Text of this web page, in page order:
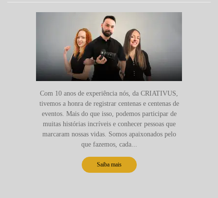
Com 10 anos de experiência nós, da CRIATIVUS,
tivemos a honra de registrar centenas e centenas de
eventos. Mais do que isso, podemos participar de
muitas histórias incríveis e conhecer pessoas que
marcaram nossas vidas. Somos apaixonados pelo
que fazemos, cada...
Saiba mais